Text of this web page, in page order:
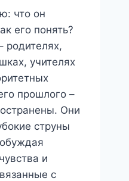
что он
его понять?
родителях,
учителях
прошлого –
Они
струны
и
с